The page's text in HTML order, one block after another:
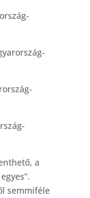
a
semmiféle